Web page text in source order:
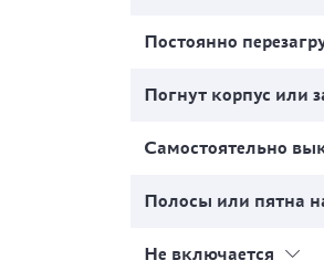
Постоянно
Погнут корпус или
Самостоятельно
Полосы или пятна
Не включается